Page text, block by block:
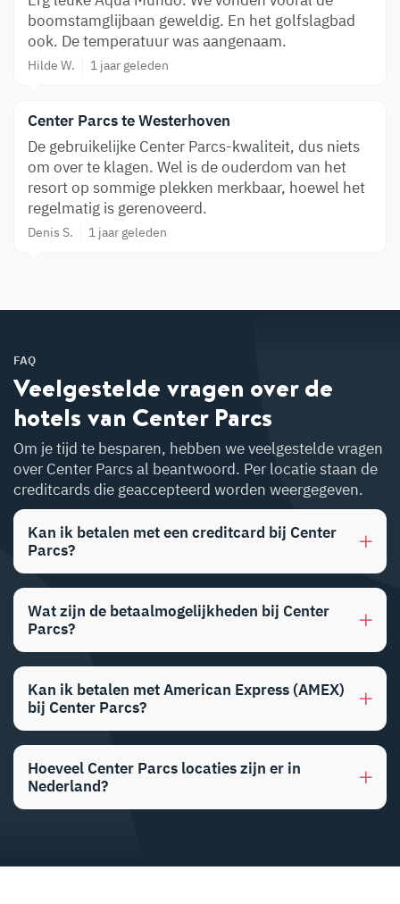
boomstamglijbaan geweldig. En het golfslagbad
ook. De temperatuur was aangenaam.
Hilde W. 1 jaar geleden
Center Parcs te Westerhoven
De gebruikelijke Center Parcs-kwaliteit, dus niets
om over te klagen. Wel is de ouderdom van het
resort op sommige plekken merkbaar, hoewel het
regelmatig is gerenoveerd.
Denis S. 1 jaar geleden
FAQ
Veelgestelde vragen over de
hotels van Center Parcs
Om je tijd te besparen, hebben we veelgestelde vragen
over Center Parcs al beantwoord. Per locatie staan de
creditcards die geaccepteerd worden weergegeven.
Kan ik betalen met een creditcard bij Center
Parcs?
Wat zijn de betaalmogelijkheden bij Center
Parcs?
Kan ik betalen met American Express (AMEX)
bij Center Parcs?
Hoeveel Center Parcs locaties zijn er in
Nederland?